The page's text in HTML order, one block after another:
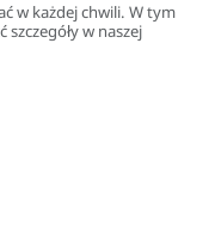
w każdej chwili. W tym
szczegóły w naszej